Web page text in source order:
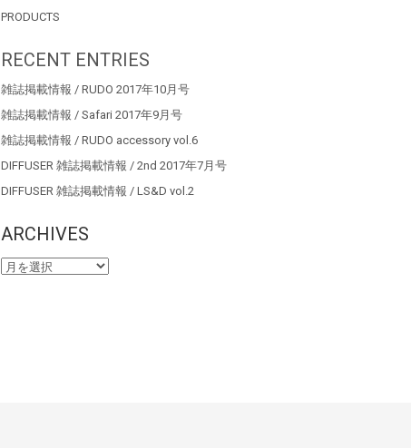
PRODUCTS
RECENT ENTRIES
雑誌掲載情報 / RUDO 2017年10月号
雑誌掲載情報 / Safari 2017年9月号
雑誌掲載情報 / RUDO accessory vol.6
DIFFUSER 雑誌掲載情報 / 2nd 2017年7月号
DIFFUSER 雑誌掲載情報 / LS&D vol.2
ARCHIVES